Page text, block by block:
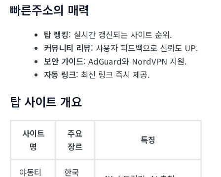
빠른주소의 매력
탑 랭킹: 실시간 갱신되는 사이트 순위.
커뮤니티 리뷰: 사용자 피드백으로 신뢰도 UP.
보안 가이드: AdGuard와 NordVPN 지원.
자동 링크: 최신 링크 즉시 제공.
탑 사이트 개요
사이트
명
주요
장르
특징
야동티 한국